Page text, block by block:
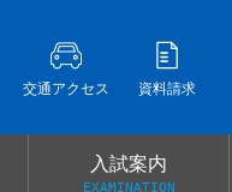
交通アクセス 資料請求
入試案内
EXAMINATION